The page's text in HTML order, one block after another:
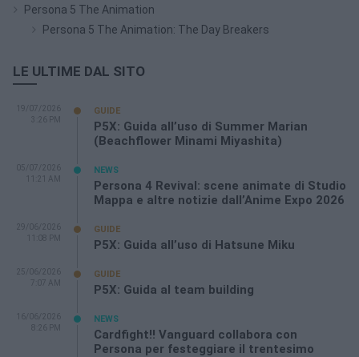
Persona 5 The Animation
Persona 5 The Animation: The Day Breakers
LE ULTIME DAL SITO
19/07/2026
3:26 PM
GUIDE
P5X: Guida all’uso di Summer Marian
(Beachflower Minami Miyashita)
05/07/2026
11:21 AM
NEWS
Persona 4 Revival: scene animate di Studio
Mappa e altre notizie dall’Anime Expo 2026
29/06/2026
11:08 PM
GUIDE
P5X: Guida all’uso di Hatsune Miku
25/06/2026
7:07 AM
GUIDE
P5X: Guida al team building
16/06/2026
8:26 PM
NEWS
Cardfight!! Vanguard collabora con
Persona per festeggiare il trentesimo